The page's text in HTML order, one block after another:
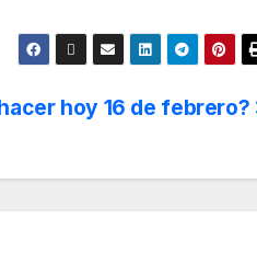
hoy 16 de febrero?